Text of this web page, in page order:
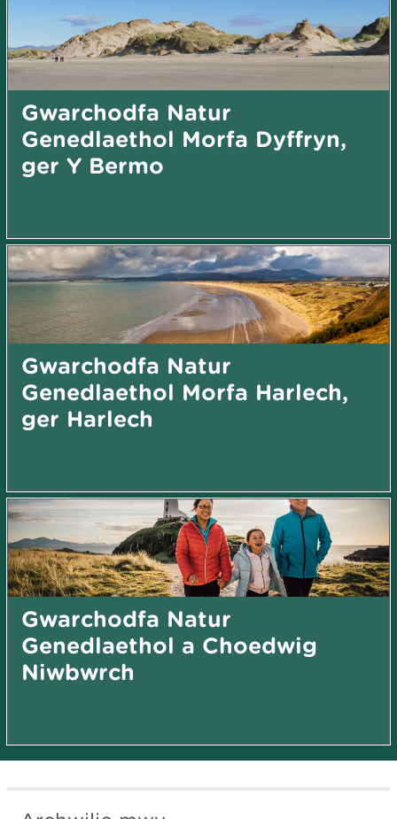
Gwarchodfa Natur
Genedlaethol Morfa Dyffryn,
ger Y Bermo
Gwarchodfa Natur
Genedlaethol Morfa Harlech,
ger Harlech
Gwarchodfa Natur
Genedlaethol a Choedwig
Niwbwrch